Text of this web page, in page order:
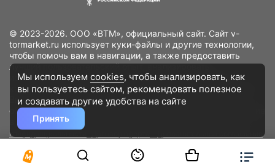
© 2023-2026. ООО «ВТМ», официальный сайт. Сайт v-
tormarket.ru использует куки-файлы и другие технологии,
чтобы помочь вам в навигации, а также предоставить
лучший пользовательский опыт, анализировать
использование наших продуктов и услуг, повысить
качество рекламных и маркетинговых активностей. Если
Вы не хотите, чтобы Ваши пользовательские данные
обрабатывались, пожалуйста, ограничьте их использование
в своём браузере.
конфиденциальности
Разработано DST Global
Мы используем cookies, чтобы анализировать, как
вы пользуетесь сайтом, рекомендовать полезное
и создавать другие удобства на сайте
Принять